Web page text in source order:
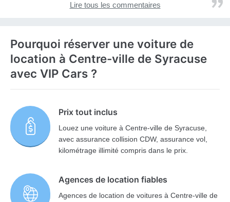
Lire tous les commentaires
Pourquoi réserver une voiture de
location à Centre-ville de Syracuse
avec VIP Cars ?
Prix tout inclus
Louez une voiture à Centre-ville de Syracuse,
avec assurance collision CDW, assurance vol,
kilométrage illimité compris dans le prix.
Agences de location fiables
Agences de location de voitures à Centre-ville de